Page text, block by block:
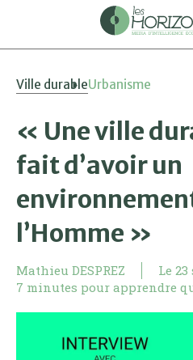
Ville durableUrbanisme
« Une ville
fait d’avoir un
l’Homme »
Mathieu DESPREZ Le 23
7 minutes pour apprendre